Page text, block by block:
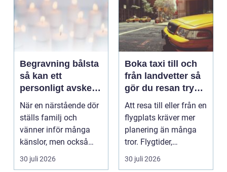
Begravning bålsta
så kan ett
personligt avsked
formas
När en närstående dör
ställs familj och
vänner inför många
känslor, men också
praktiska beslut. En b...
30 juli 2026
Boka taxi till och
från landvetter så
gör du resan trygg
och smidig
Att resa till eller från en
flygplats kräver mer
planering än många
tror. Flygtider,
packning, säker...
30 juli 2026